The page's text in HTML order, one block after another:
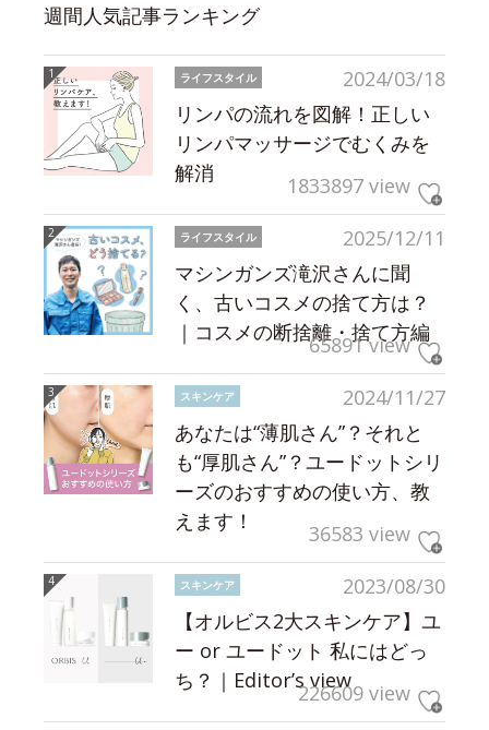
週間人気記事ランキング
2024/03/18
ライフスタイル
リンパの流れを図解！正しい
リンパマッサージでむくみを
解消
1833897 view
2025/12/11
ライフスタイル
マシンガンズ滝沢さんに聞
く、古いコスメの捨て方は？
｜コスメの断捨離・捨て方編
65891 view
2024/11/27
スキンケア
あなたは“薄肌さん”？それと
も“厚肌さん”？ユードットシリ
ーズのおすすめの使い方、教
えます！
36583 view
2023/08/30
スキンケア
【オルビス2大スキンケア】ユ
ー or ユードット 私にはどっ
ち？｜Editor’s view226609 view